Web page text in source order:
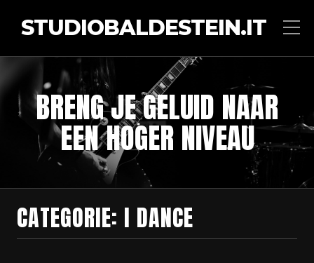
STUDIOBALDESTEIN.IT
BRENG JE GELUID NAAR
EEN HOGER NIVEAU
CATEGORIE: I DANCE